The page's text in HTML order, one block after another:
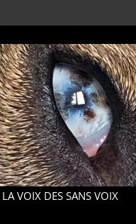
PAROLE
LA VOIX DES SANS VOIX